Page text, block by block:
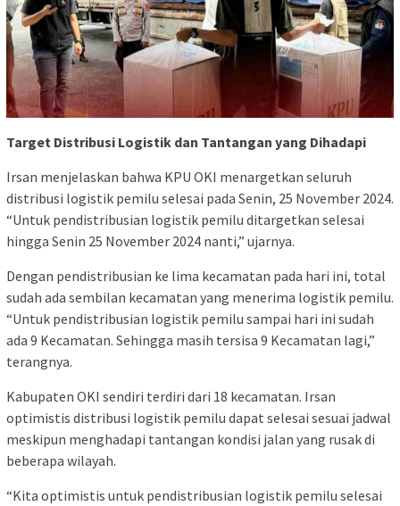
Target Distribusi Logistik dan Tantangan yang Dihadapi
Irsan menjelaskan bahwa KPU OKI menargetkan seluruh
distribusi logistik pemilu selesai pada Senin, 25 November 2024.
“Untuk pendistribusian logistik pemilu ditargetkan selesai
hingga Senin 25 November 2024 nanti,” ujarnya.
Dengan pendistribusian ke lima kecamatan pada hari ini, total
sudah ada sembilan kecamatan yang menerima logistik pemilu.
“Untuk pendistribusian logistik pemilu sampai hari ini sudah
ada 9 Kecamatan. Sehingga masih tersisa 9 Kecamatan lagi,”
terangnya.
Kabupaten OKI sendiri terdiri dari 18 kecamatan. Irsan
optimistis distribusi logistik pemilu dapat selesai sesuai jadwal
meskipun menghadapi tantangan kondisi jalan yang rusak di
beberapa wilayah.
“Kita optimistis untuk pendistribusian logistik pemilu selesai